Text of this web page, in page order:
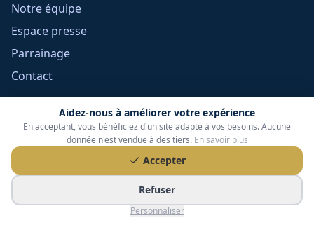
Aidez-nous à améliorer votre expérience
En acceptant, vous bénéficiez d'un site adapté à vos besoins. Aucune
donnée n'est vendue à des tiers. En savoir plus
Accepter
Refuser
Personnaliser
Notre équipe
Espace presse
Parrainage
Contact
Informations légales
Mentions légales
Confidentialité
CGU